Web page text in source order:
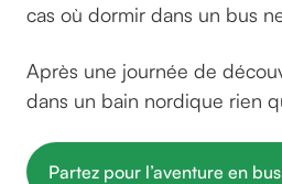
cas où dormir dans un bus
Après une journée de
dans un bain nordique rien
Partez pour l’aventure en